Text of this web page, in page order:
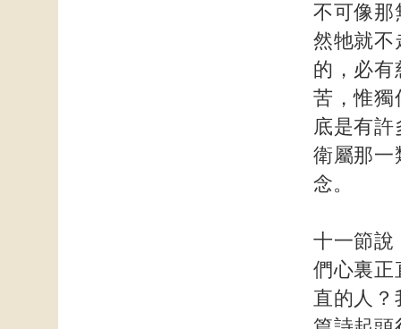
不可像那
然牠就不
的，必有
苦，惟獨
底是有
衛屬那一
念。
十一節說
們心裏正
直的人？